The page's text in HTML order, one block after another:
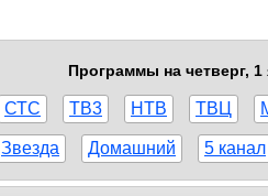
Программы на четверг, 1
СТС ТВ3 НТВ ТВЦ
Звезда Домашний 5 канал